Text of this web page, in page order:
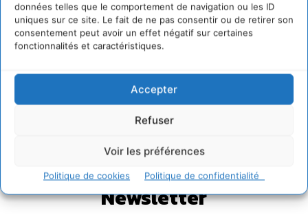
données telles que le comportement de navigation ou les ID
uniques sur ce site. Le fait de ne pas consentir ou de retirer son
consentement peut avoir un effet négatif sur certaines
fonctionnalités et caractéristiques.
Accepter
Refuser
Voir les préférences
Politique de cookies Politique de confidentialité
Suivez-nous sur :
Newsletter